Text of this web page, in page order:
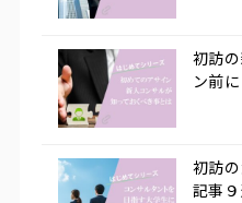
初訪
ン前
初訪
記事